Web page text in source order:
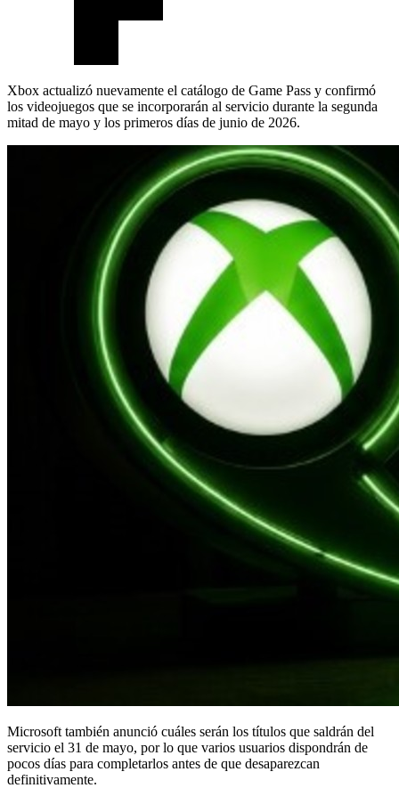
Xbox actualizó nuevamente el catálogo de Game Pass y confirmó
los videojuegos que se incorporarán al servicio durante la segunda
mitad de mayo y los primeros días de junio de 2026.
Microsoft también anunció cuáles serán los títulos que saldrán del
servicio el 31 de mayo, por lo que varios usuarios dispondrán de
pocos días para completarlos antes de que desaparezcan
definitivamente.